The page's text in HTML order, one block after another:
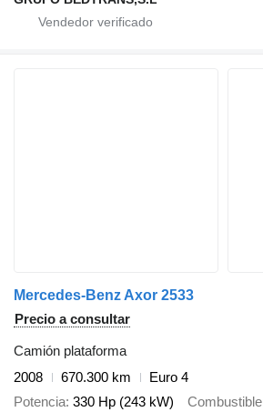
Mercedes-Benz Axor 2533
Precio a consultar
Camión plataforma
2008
670.300 km
Euro 4
Potencia 330 Hp (243 kW) Combustible